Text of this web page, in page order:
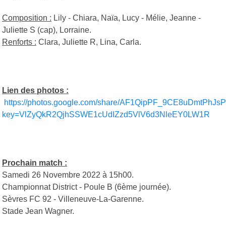
Composition : Lily - Chiara, Naïa, Lucy - Mélie, Jeanne -
Juliette S (cap), Lorraine.
Renforts : Clara, Juliette R, Lina, Carla.
Lien des photos :
https://photos.google.com/share/
key=VlZyQkR2QjhSSWE1cUdIZzd5VlV6d3NleEY0LW1R
Prochain match :
Samedi 26 Novembre 2022 à 15h00.
Championnat District - Poule B (6ème journée).
Sèvres FC 92 - Villeneuve-La-Garenne.
Stade Jean Wagner.